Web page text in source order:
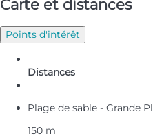
Carte et distances
Points d'intérêt
Distances
Plage de sable - Grande
150 m